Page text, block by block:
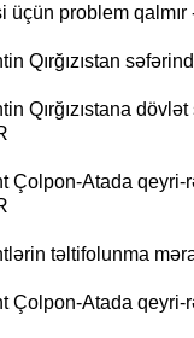
üçün problem qalmır
Qırğızıstan
Qırğızıstana dövlət
Atada qeyri-
təltifolunma
Atada qeyri-